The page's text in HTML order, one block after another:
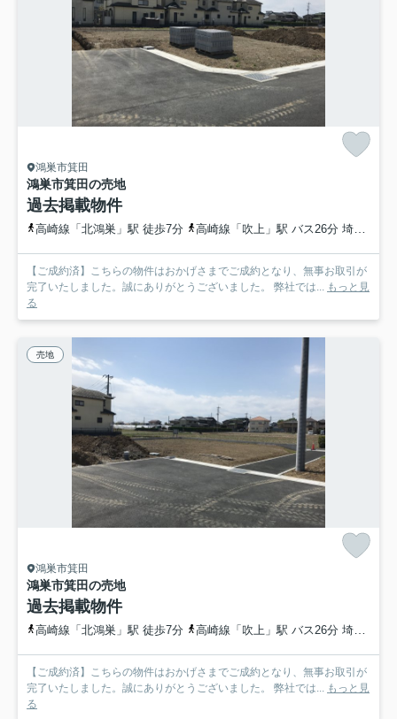
鴻巣市箕田
鴻巣市箕田の売地
過去掲載物件
高崎線「北鴻巣」駅 徒歩7分 高崎線「吹上」駅 バス26分 埼玉県鴻巣市「北鴻巣駅東口」 停歩9分
【ご成約済】こちらの物件はおかげさまでご成約となり、無事お取引が
完了いたしました。誠にありがとうございました。 弊社では...
もっと見
る
売地
鴻巣市箕田
鴻巣市箕田の売地
過去掲載物件
高崎線「北鴻巣」駅 徒歩7分 高崎線「吹上」駅 バス26分 埼玉県鴻巣市「北鴻巣駅東口」 停歩9分
【ご成約済】こちらの物件はおかげさまでご成約となり、無事お取引が
完了いたしました。誠にありがとうございました。 弊社では... もっと見
る